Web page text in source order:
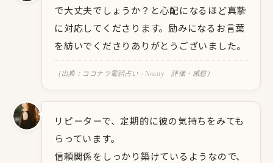
で大丈夫でしょうか？と心配になるほど真摯
に対応してくださります。励みになるお言葉
を紡いでくださりありがとうございました。
（出典：ココナラ電話占い - Nnatty 評価・感想）
リピーターで、定期的に彼の気持ちをみても
らっています。
信頼関係をしっかり築けているようなので、